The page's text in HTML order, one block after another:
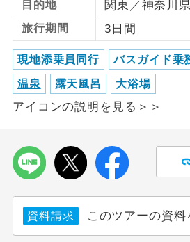
目的地 関東／神奈川
旅行期間 3日間
現地添乗員同行 バスガイド乗
温泉 露天風呂 大浴場
アイコンの説明を見る＞＞
資料請求 このツアーの資料
ホテル指定
ご紹介するホテ
す。
おひとり様バ
ス2席利用
おひとり様でバ
す。